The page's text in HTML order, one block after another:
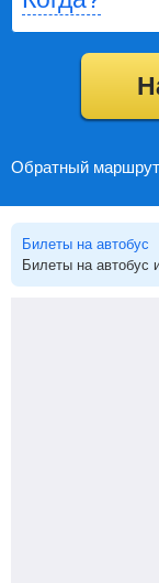
Обратный
Билеты на автобус
Билеты на автобус